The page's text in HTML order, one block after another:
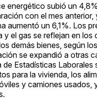
energético subió un
con el mes anterior,
aumentó un 6,1%. Los
y el gas se reflejan en los
demás bienes, según
se expandió a otras
de Estadísticas Laborales
para la vivienda, los
y camiones usados,